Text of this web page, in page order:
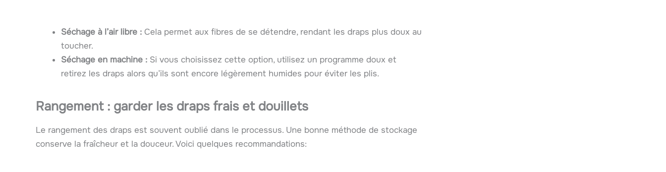
Séchage à l’air libre : Cela permet aux fibres de se détendre, rendant les draps plus doux au
toucher.
Séchage en machine : Si vous choisissez cette option, utilisez un programme doux et
retirez les draps alors qu’ils sont encore légèrement humides pour éviter les plis.
Rangement : garder les draps frais et douillets
Le rangement des draps est souvent oublié dans le processus. Une bonne méthode de stockage
conserve la fraîcheur et la douceur. Voici quelques recommandations: